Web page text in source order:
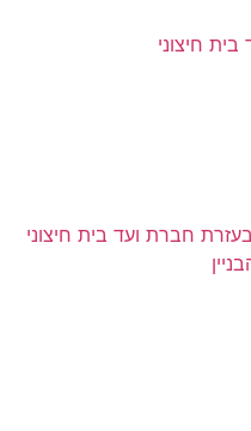
בית חיצוני
חברת ועד בית חיצוני